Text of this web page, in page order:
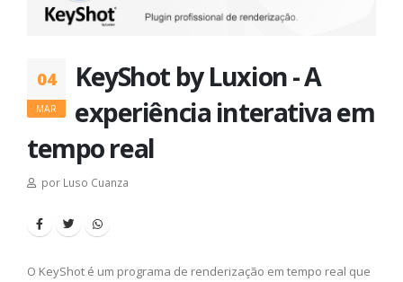
04
MAR
KeyShot by Luxion - A
experiência interativa em
tempo real
por Luso Cuanza
O KeyShot é um programa de renderização em tempo real que